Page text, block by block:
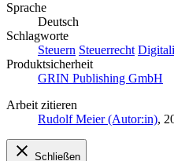
Sprache
Deutsch
Schlagworte
Steuern Steuerrecht
Produktsicherheit
GRIN Publishing GmbH
Arbeit zitieren
Rudolf Meier (Autor:in),
Schließen